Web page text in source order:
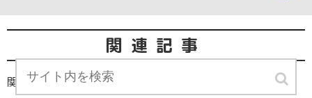
関連記事
関連記事は見つかりませんでした。